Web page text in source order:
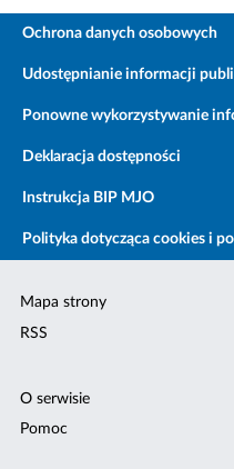
Ochrona danych osobowych
Udostępnianie informacji
Ponowne wykorzystywanie
Deklaracja dostępności
Instrukcja BIP MJO
Polityka dotycząca cookies i
Mapa strony
RSS
O serwisie
Pomoc